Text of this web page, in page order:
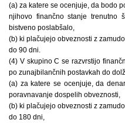
(a) za katere se ocenjuje, da bodo
njihovo finančno stanje
bistveno poslabšalo,
(b) ki plačujejo obveznosti z
do 90 dni.
(4) V skupino C se razvrstijo
po zunajbilančnih postavkah do
(a) za katere se ocenjuje, da
poravnavanje dospelih obveznosti,
(b) ki plačujejo obveznosti z
do 180 dni,